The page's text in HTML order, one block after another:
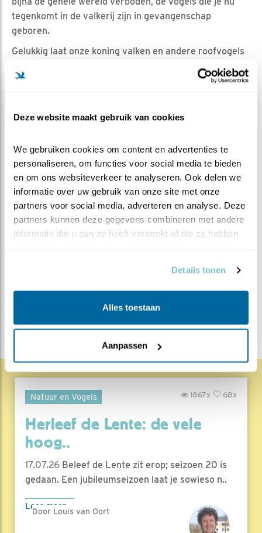
Deze website maakt gebruik van cookies
We gebruiken cookies om content en advertenties te
personaliseren, om functies voor social media te bieden
en om ons websiteverkeer te analyseren. Ook delen we
informatie over uw gebruik van onze site met onze
partners voor social media, adverteren en analyse. Deze
partners kunnen deze gegevens combineren met andere
informatie die u aan ze heeft verstrekt of die ze hebben
Details tonen
Alles toestaan
Aanpassen
tegenkomt in de valkerij zijn in gevangenschap
geboren.
Gelukkig laat onze koning valken en andere roofvogels
met rust en doet hij vandaag in het gekste geval een
dansje op het dorpsplein van Doetinchem.
ware koningin, hoog op de watertoren.
Bron voor dit weblog:
https://www.eaglewatch.nl/valkerij/valkerij.html
Vind ik leuk
MEER OVER
Natuur en Vogels 68x
1867x
Herleef de Lente: de vele
hoog..
17.07.26 Beleef de Lente zit erop; seizoen 20 is
gedaan. Een jubileumseizoen laat je sowieso n..
Lees meer
Door Louis van Oort